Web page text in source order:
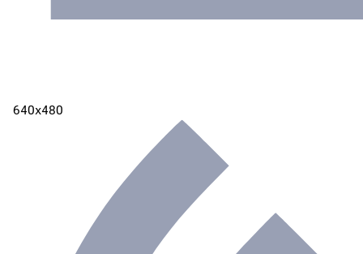
640х480